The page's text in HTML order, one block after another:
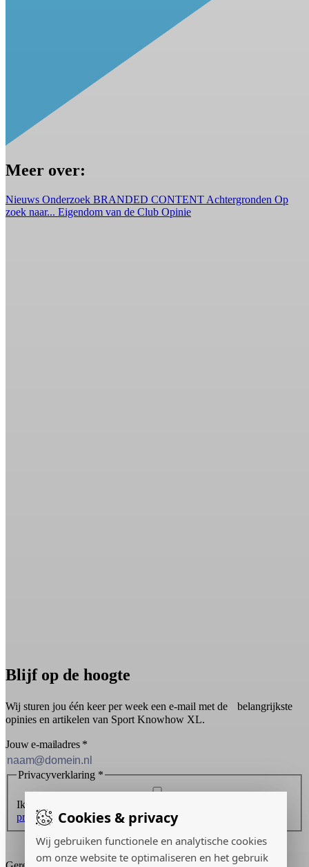
Cookies & privacy
Wij gebruiken functionele en analytische cookies
om onze website te optimaliseren en het gebruik
Meer over:
Nieuws Onderzoek BRANDED CONTENT Achtergronden Op
zoek naar... Eigendom van de Club Opinie
Blijf op de hoogte
Wij sturen jou één keer per week een e-mail met de belangrijkste
opinies en artikelen van Sport Knowhow XL.
Jouw e-mailadres *
Privacyverklaring *
Ik ontvang graag de nieuwsbrief en ga akkoord met de
privacyverklaring.
Inschrijven